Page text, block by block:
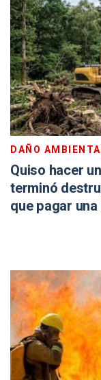
DAÑO
Quiso hacer
terminó
que pagar